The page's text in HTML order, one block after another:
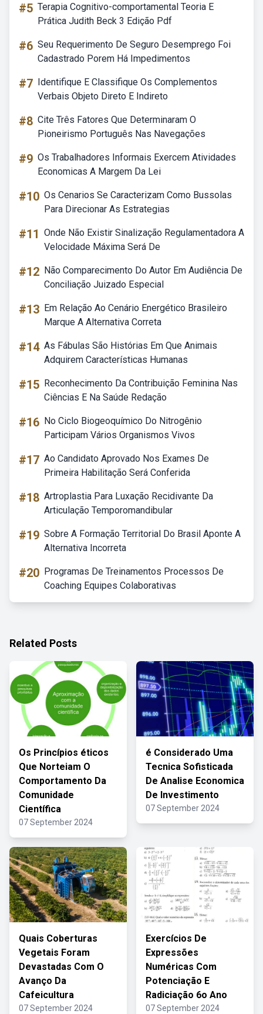
#5 Terapia Cognitivo-comportamental Teoria E
Prática Judith Beck 3 Edição Pdf
#6 Seu Requerimento De Seguro Desemprego Foi
Cadastrado Porem Há Impedimentos
#7 Identifique E Classifique Os Complementos
Verbais Objeto Direto E Indireto
#8 Cite Três Fatores Que Determinaram O
Pioneirismo Português Nas Navegações
#9 Os Trabalhadores Informais Exercem Atividades
Economicas A Margem Da Lei
#10 Os Cenarios Se Caracterizam Como Bussolas
Para Direcionar As Estrategias
#11 Onde Não Existir Sinalização Regulamentadora A
Velocidade Máxima Será De
#12 Não Comparecimento Do Autor Em Audiência De
Conciliação Juizado Especial
#13 Em Relação Ao Cenário Energético Brasileiro
Marque A Alternativa Correta
#14 As Fábulas São Histórias Em Que Animais
Adquirem Características Humanas
#15 Reconhecimento Da Contribuição Feminina Nas
Ciências E Na Saúde Redação
#16 No Ciclo Biogeoquímico Do Nitrogênio
Participam Vários Organismos Vivos
#17 Ao Candidato Aprovado Nos Exames De
Primeira Habilitação Será Conferida
#18 Artroplastia Para Luxação Recidivante Da
Articulação Temporomandibular
#19 Sobre A Formação Territorial Do Brasil Aponte A
Alternativa Incorreta
#20 Programas De Treinamentos Processos De
Coaching Equipes Colaborativas
Related Posts
Os Princípios éticos
Que Norteiam O
Comportamento Da
Comunidade
Científica
07 September 2024
é Considerado Uma
Tecnica Sofisticada
De Analise Economica
De Investimento
07 September 2024
Quais Coberturas
Vegetais Foram
Devastadas Com O
Avanço Da
Cafeicultura
07 September 2024
Exercícios De
Expressões
Numéricas Com
Potenciação E
Radiciação 6o Ano
07 September 2024